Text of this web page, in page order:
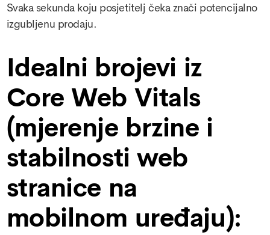
Svaka sekunda koju posjetitelj čeka znači potencijalno
izgubljenu prodaju.
Idealni brojevi iz
Core Web Vitals
(mjerenje brzine i
stabilnosti web
stranice na
mobilnom uređaju):